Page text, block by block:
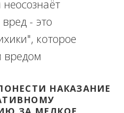
- это
которое
вредом
НАКАЗАНИЕ